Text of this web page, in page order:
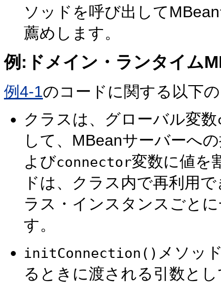
ソッドを呼び出して
薦めします。
例:ドメイン・ランタイム
例4-1のコードに関する以下
クラスは、グローバル変数
して、MBeanサーバーへ
よびconnector変数に値を
ドは、クラス内で再利用
ラス・インスタンスごと
す。
initConnection() メソッ
るときに渡される引数と